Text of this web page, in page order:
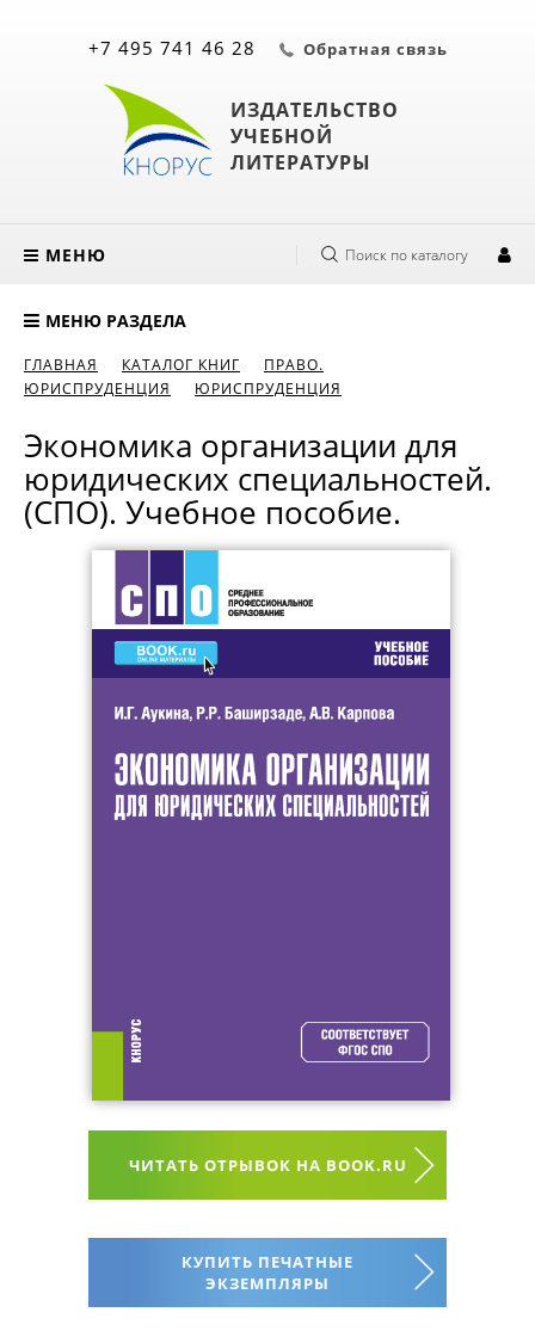
ИЗДАТЕЛЬСТВО
УЧЕБНОЙ
ЛИТЕРАТУРЫ
+7 495 741 46 28 Обратная связь
МЕНЮ Поиск по каталогу
МЕНЮ РАЗДЕЛА
ГЛАВНАЯ КАТАЛОГ КНИГ
ПРАВО.
ЮРИСПРУДЕНЦИЯ
ЮРИСПРУДЕНЦИЯ
Экономика организации для
юридических специальностей.
(СПО). Учебное пособие.
ЧИТАТЬ ОТРЫВОК НА BOOK.RU
КУПИТЬ ПЕЧАТНЫЕ
ЭКЗЕМПЛЯРЫ